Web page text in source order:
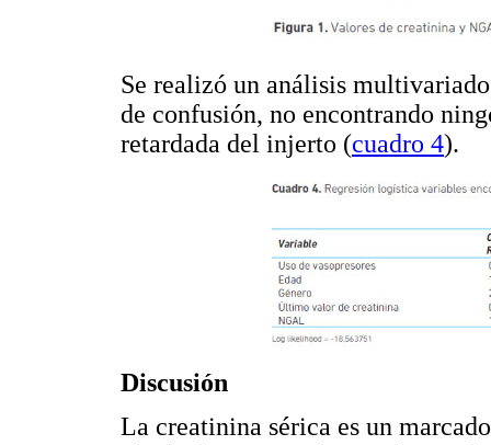
Se realizó un análisis
de confusión, no encontrando
retardada del injerto (cuadro 4).
Discusión
La creatinina sérica es un